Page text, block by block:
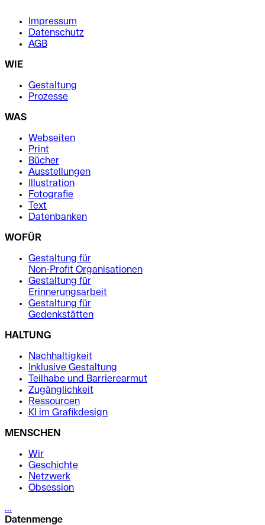
Impressum
Datenschutz
AGB
WIE
Gestaltung
Prozesse
WAS
Webseiten
Print
Bücher
Ausstellungen
Illustration
Fotografie
Text
Datenbanken
WOFÜR
Gestaltung für
Non-Profit Organisationen
Gestaltung für
Erinnerungsarbeit
Gestaltung für
Gedenkstätten
HALTUNG
Nachhaltigkeit
Inklusive Gestaltung
Teilhabe und Barrierearmut
Zugänglichkeit
Ressourcen
KI im Grafikdesign
MENSCHEN
Wir
Geschichte
Netzwerk
Obsession
...
Datenmenge